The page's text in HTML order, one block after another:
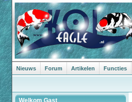
Nieuws Forum Artikelen Functies
Welkom Gast